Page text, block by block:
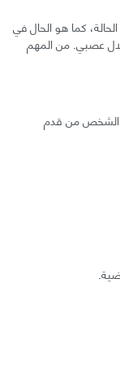
كما هو الحال في
عصبي. من المهم
الشخص من قدم